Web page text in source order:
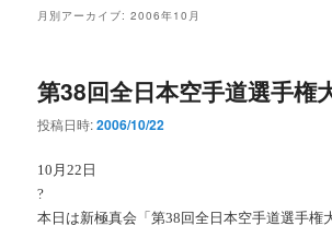
月別アーカイブ:2006年10月
第38回全日本空手道選手権
投稿日時:2006/10/22
10月22日
?
本日は新極真会「第38回全日本空手道選手権